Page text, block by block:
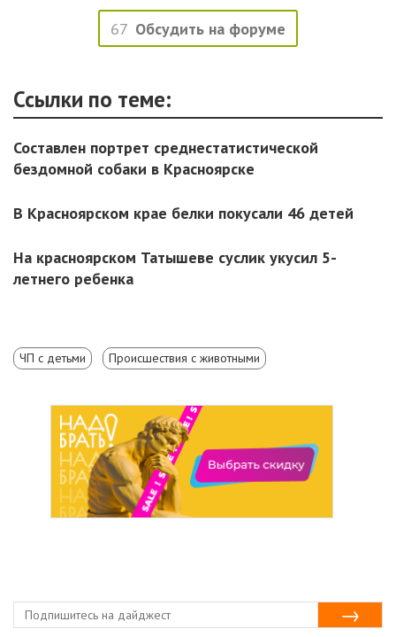
67 Обсудить на форуме
Ссылки по теме:
Составлен портрет среднестатистической
бездомной собаки в Красноярске
В Красноярском крае белки покусали 46 детей
На красноярском Татышеве суслик укусил 5-
летнего ребенка
ЧП с детьми Происшествия с животными